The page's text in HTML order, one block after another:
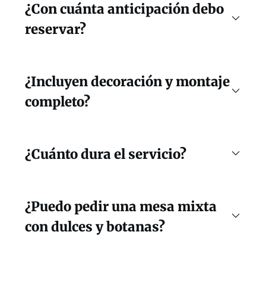
¿Con cuánta anticipación debo
reservar?
¿Incluyen decoración y montaje
completo?
¿Cuánto dura el servicio?
¿Puedo pedir una mesa mixta
con dulces y botanas?